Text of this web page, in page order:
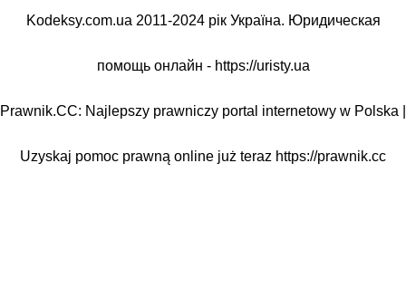
Kodeksy.com.ua 2011-2024 рік Україна. Юридическая
помощь онлайн - https://uristy.ua
Prawnik.CC: Najlepszy prawniczy portal internetowy w Polska |
Uzyskaj pomoc prawną online już teraz https://prawnik.cc